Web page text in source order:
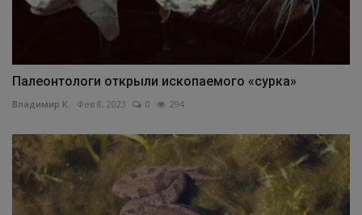
Палеонтологи открыли ископаемого «сурка»
Владимир К. Фев 8, 2023 0 294